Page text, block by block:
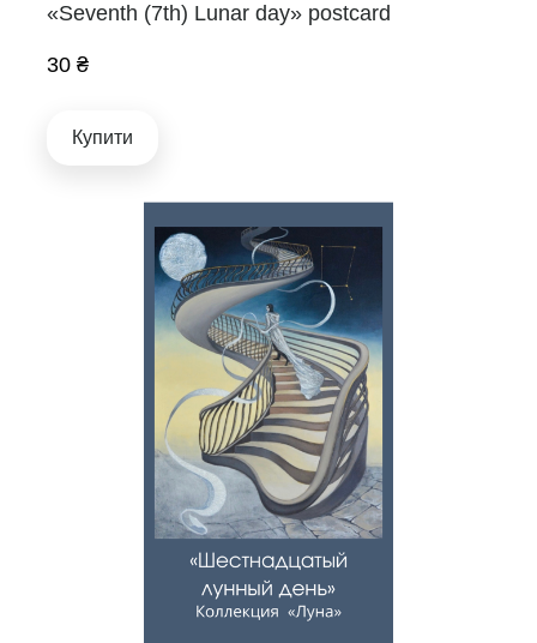
«Seventh (7th) Lunar day» postcard
30 ₴
Купити